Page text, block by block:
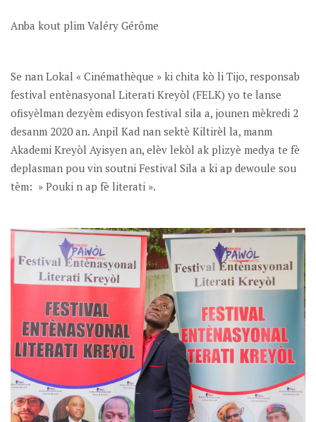
Anba kout plim Valéry Gérôme
Se nan Lokal « Cinémathèque » ki chita kò li Tijo, responsab
festival entènasyonal Literati Kreyòl (FELK) yo te lanse
ofisyèlman dezyèm edisyon festival sila a, jounen mèkredi 2
desanm 2020 an. Anpil Kad nan sektè Kiltirèl la, manm
Akademi Kreyòl Ayisyen an, elèv lekòl ak plizyè medya te fè
deplasman pou vin soutni Festival Sila a ki ap dewoule sou
tèm: » Pouki n ap fè literati ».